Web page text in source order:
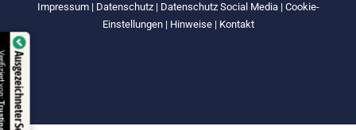
Impressum| Datenschutz| Datenschutz Social Media| Cookie-
Einstellungen| Hinweise| Kontakt
Ausgezeichneter Service
Verifiziert von:
Trustindex